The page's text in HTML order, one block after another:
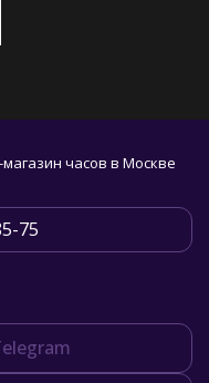
часов в Москве
75